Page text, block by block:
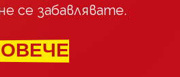
се забавлявате.